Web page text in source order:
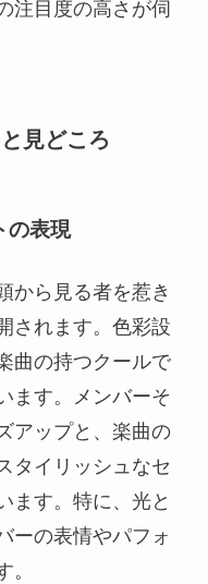
注目度の高さが伺
見どころ
の表現
から見る者を惹き
されます。色彩設
曲の持つクールで
ます。メンバーそ
アップと、楽曲の
タイリッシュなセ
ます。特に、光と
ーの表情やパフォ
。